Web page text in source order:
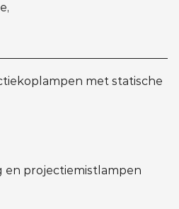
met statische
en projectiemistlampen